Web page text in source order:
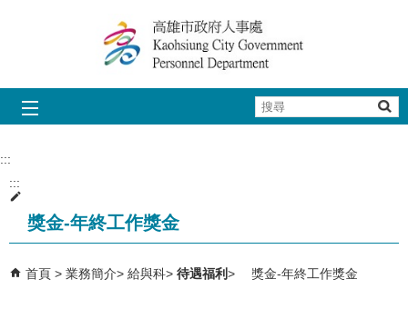
搜
尋
:::
:::
獎金-年終工作獎金
首頁 業務簡介 給與科 待遇福利 獎金-年終工作獎金